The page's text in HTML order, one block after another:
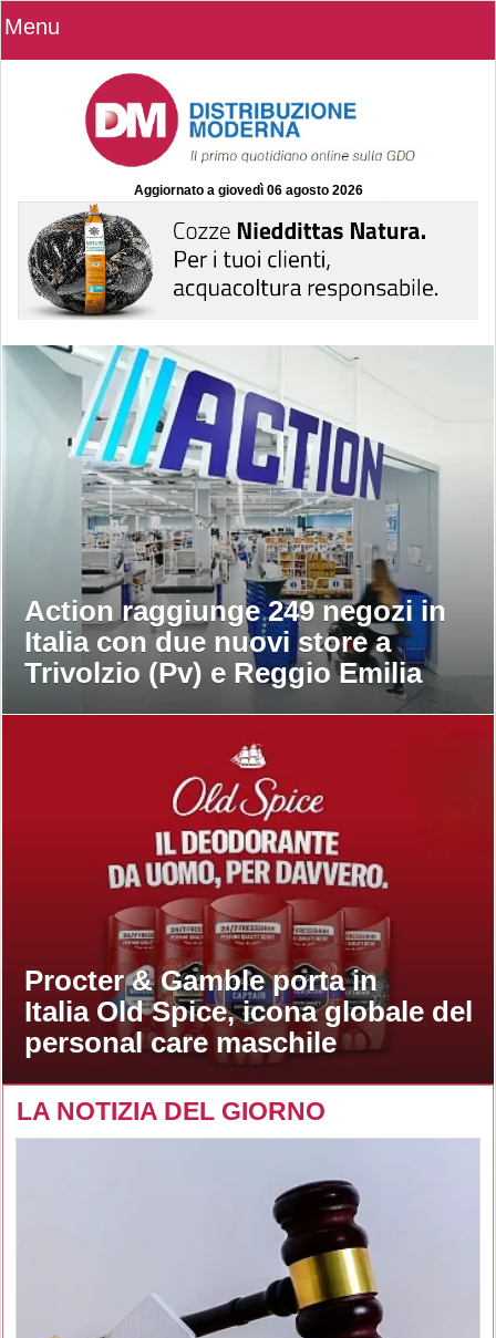
Menu
Aggiornato a giovedì 06 agosto 2026
Action raggiunge 249 negozi in
Italia con due nuovi store a
Trivolzio (Pv) e Reggio Emilia
Procter & Gamble porta in
Italia Old Spice, icona globale del
personal care maschile
LA NOTIZIA DEL GIORNO